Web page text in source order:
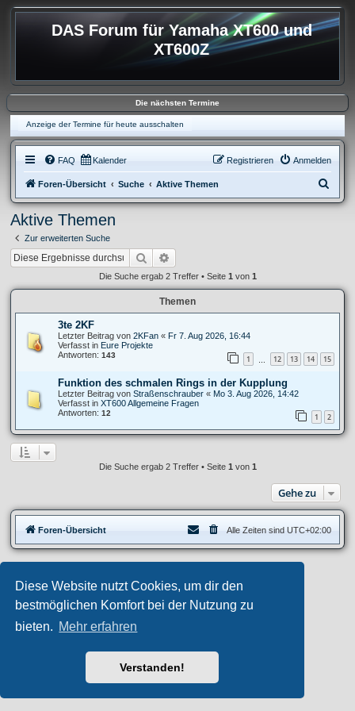
Diese Website nutzt Cookies, um dir den
bestmöglichen Komfort bei der Nutzung zu
bieten. Mehr erfahren
Verstanden!
DAS Forum für Yamaha XT600 und
XT600Z
Die nächsten Termine
Anzeige der Termine für heute ausschalten
FAQ Kalender Anmelden
Registrieren
Foren-Übersicht Suche Aktive Themen
u
Aktive Themen
Zur erweiterten Suche
Suche
Die Suche ergab 2 Treffer • Seite 1 von 1
Themen
3te 2KF
Letzter Beitrag von 2KFan « Fr 7. Aug 2026, 16:44
Verfasst in Eure Projekte
Antworten: 143 1 12 13 14 15
Funktion des schmalen Rings in der Kupplung
Letzter Beitrag von Straßenschrauber « Mo 3. Aug 2026, 14:42
Verfasst in XT600 Allgemeine Fragen
Antworten: 12 1 2
Die Suche ergab 2 Treffer • Seite 1 von 1
Gehe zu
Foren-Übersicht Alle Zeiten sind UTC+02:00
Aero style developed for phpBB
Powered by
phpBB ® Forum Software © phpBB Limited
phpBB.de
Datenschutz